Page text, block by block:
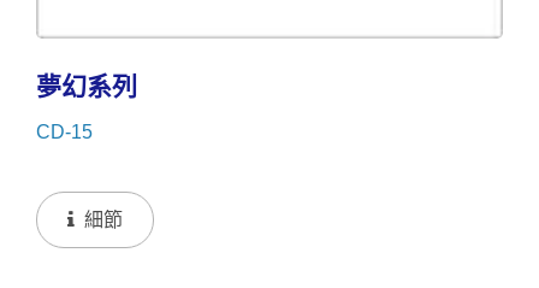
夢幻系列
CD-15
細節